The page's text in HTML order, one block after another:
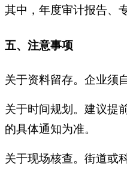
其中，年度审计报告、
五、注意事项
关于资料留存。企业须
关于时间规划。建议提
的具体通知为准。
关于现场核查。街道或